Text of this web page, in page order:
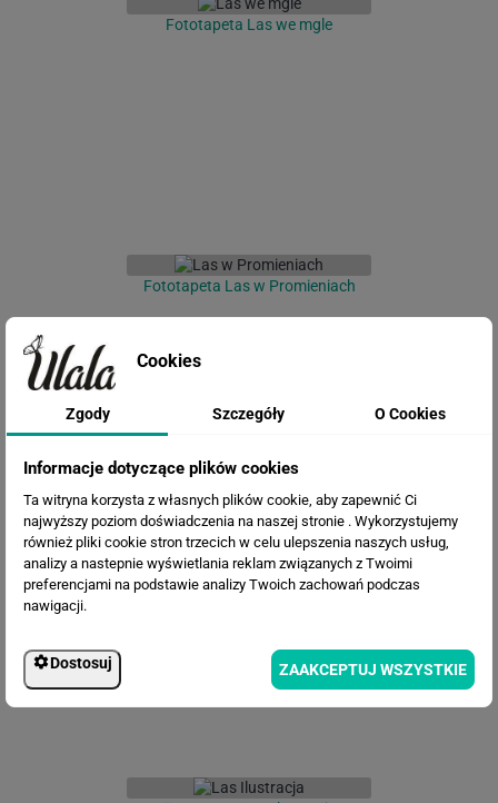
Fototapeta Las we mgle
Fototapeta Las w Promieniach
Fototapeta Szkic lasu we mgle
Cookies
Zgody Szczegóły O Cookies
Informacje dotyczące plików cookies
Ta witryna korzysta z własnych plików cookie, aby zapewnić Ci
najwyższy poziom doświadczenia na naszej stronie . Wykorzystujemy
również pliki cookie stron trzecich w celu ulepszenia naszych usług,
analizy a nastepnie wyświetlania reklam związanych z Twoimi
preferencjami na podstawie analizy Twoich zachowań podczas
nawigacji.
Dostosuj ZAAKCEPTUJ WSZYSTKIE